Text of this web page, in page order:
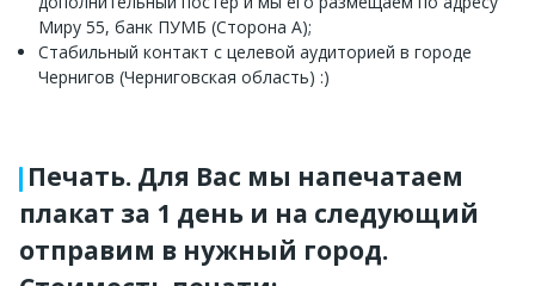
Миру 55, банк ПУМБ (Сторона А);
Стабильный контакт с целевой аудиторией в городе
Чернигов (Черниговская область) :)
Печать. Для Вас мы напечатаем
плакат за 1 день и на следующий
отправим в нужный город.